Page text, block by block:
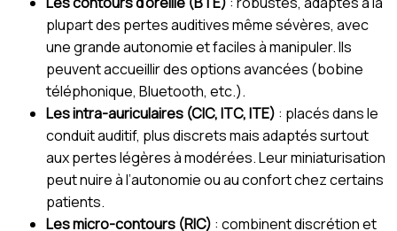
plupart des pertes auditives même sévères, avec
une grande autonomie et faciles à manipuler. Ils
peuvent accueillir des options avancées (bobine
téléphonique, Bluetooth, etc.).
Les intra-auriculaires (CIC, ITC, ITE) : placés dans le
conduit auditif, plus discrets mais adaptés surtout
aux pertes légères à modérées. Leur miniaturisation
peut nuire à l’autonomie ou au confort chez certains
patients.
Les micro-contours (RIC) : combinent discrétion et